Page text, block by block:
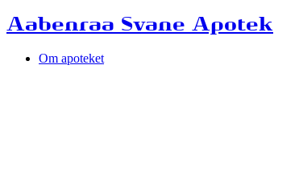
Aabenraa Svane Apotek
Om apoteket